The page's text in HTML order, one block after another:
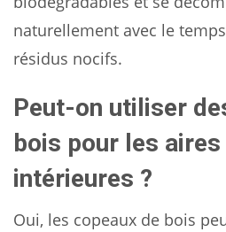
naturellement avec le
résidus nocifs.
Peut-on utiliser
bois pour les
intérieures ?
Oui, les copeaux de bois